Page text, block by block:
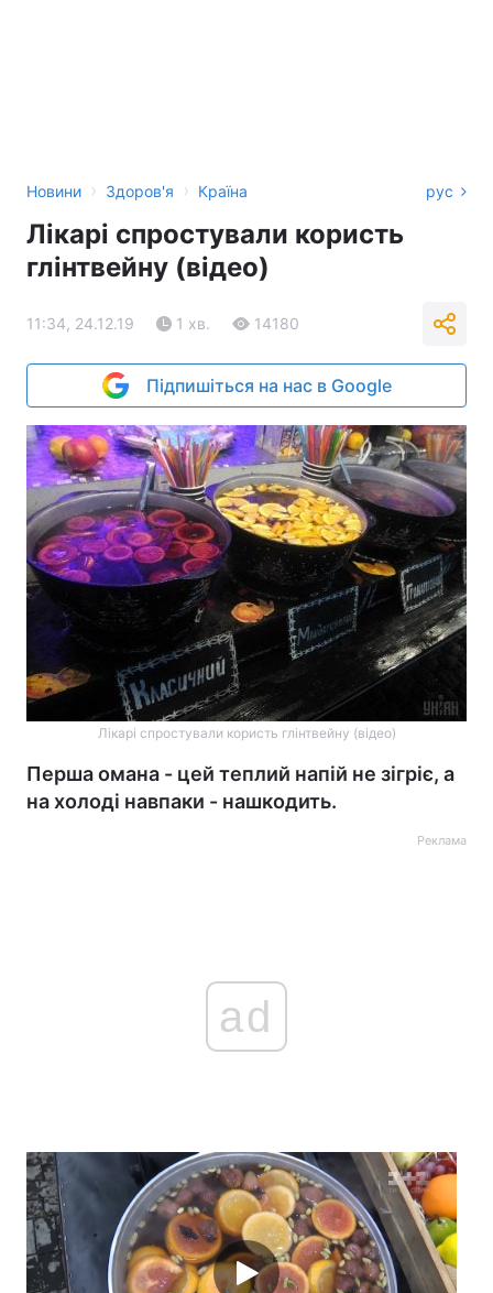
Новини › Здоров'я › Країна рус
Лікарі спростували користь
глінтвейну (відео)
11:34, 24.12.19 1 хв. 14180
Підпишіться на нас в Google
Лікарі спростували користь глінтвейну (відео)
Перша омана - цей теплий напій не зігріє, а
на холоді навпаки - нашкодить.
Реклама
ad